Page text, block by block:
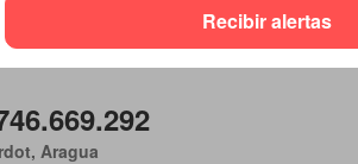
7 horas
Aragua
Recibir alertas